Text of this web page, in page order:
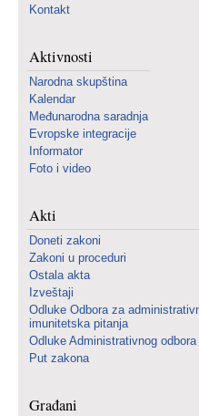
Kontakt
Aktivnosti
Narodna skupština
Kalendar
Međunarodna saradnja
Evropske integracije
Informator
Foto i video
Akti
Doneti zakoni
Zakoni u proceduri
Ostala akta
Izveštaji
Odluke Odbora za
imunitetska pitanja
Odluke Administrativnog odbora
Put zakona
Građani